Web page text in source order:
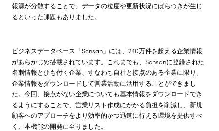
報源が分散することで、データの粒度や更新状況にばらつきが生じ
るといった課題もありました。
ビジネスデータベース「Sansan」には、240万件を超える企業情報
があらかじめ搭載されています。これまでも、Sansanに登録された
名刺情報とひも付く企業、すなわち自社と接点のある企業に限り、
企業情報をダウンロードして営業活動に活用することができまし
た。今回、接点がない企業についても基本情報をダウンロードでき
るようにすることで、営業リスト作成にかかる負担を削減し、新規
顧客へのアプローチをより効率的かつ迅速に行える環境を提供すべ
く、本機能の開発に至りました。